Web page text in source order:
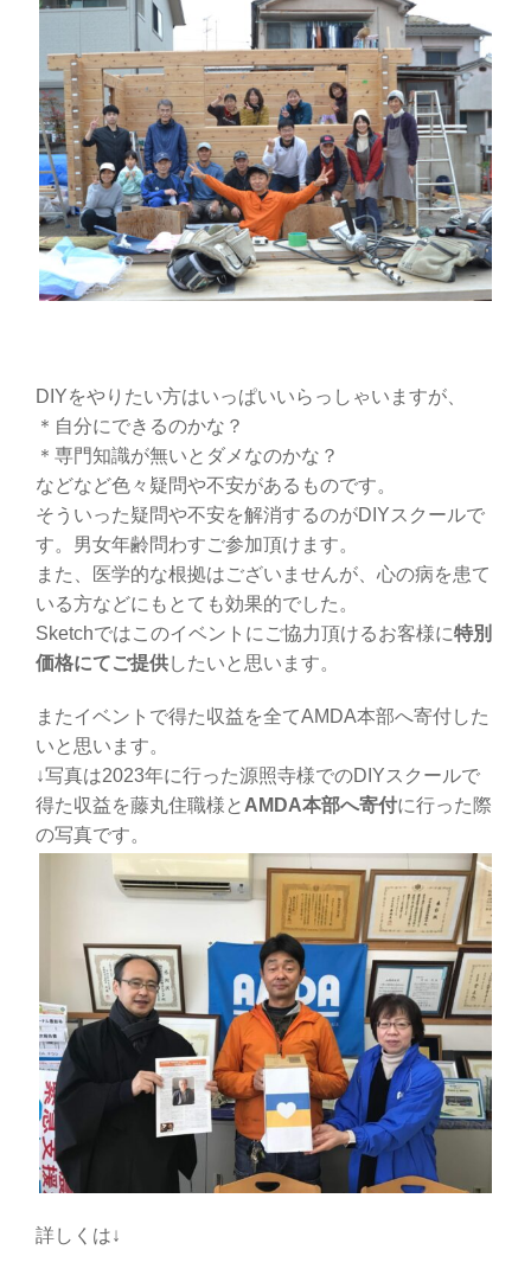
DIYをやりたい方はいっぱいいらっしゃいますが、
＊自分にできるのかな？
＊専門知識が無いとダメなのかな？
などなど色々疑問や不安があるものです。
そういった疑問や不安を解消するのがDIYスクールで
す。男女年齢問わすご参加頂けます。
また、医学的な根拠はございませんが、心の病を患て
いる方などにもとても効果的でした。
Sketchではこのイベントにご協力頂けるお客様に特別
価格にてご提供したいと思います。
またイベントで得た収益を全てAMDA本部へ寄付した
いと思います。
↓写真は2023年に行った源照寺様でのDIYスクールで
得た収益を藤丸住職様と AMDA本部へ寄付に行った際
の写真です。
詳しくは↓